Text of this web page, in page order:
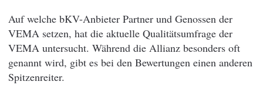
Auf welche bKV-Anbieter Partner und Genossen der
VEMA setzen, hat die aktuelle Qualitätsumfrage der
VEMA untersucht. Während die Allianz besonders oft
genannt wird, gibt es bei den Bewertungen einen anderen
Spitzenreiter.